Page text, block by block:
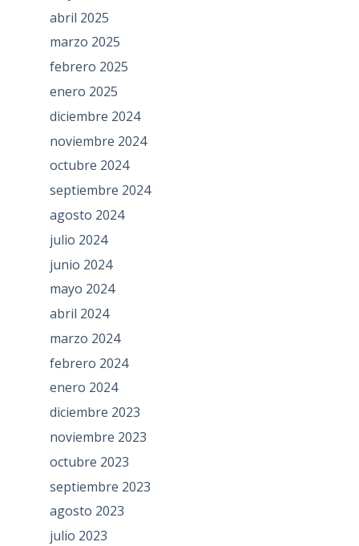
abril 2025
marzo 2025
febrero 2025
enero 2025
diciembre 2024
noviembre 2024
octubre 2024
septiembre 2024
agosto 2024
julio 2024
junio 2024
mayo 2024
abril 2024
marzo 2024
febrero 2024
enero 2024
diciembre 2023
noviembre 2023
octubre 2023
septiembre 2023
agosto 2023
julio 2023